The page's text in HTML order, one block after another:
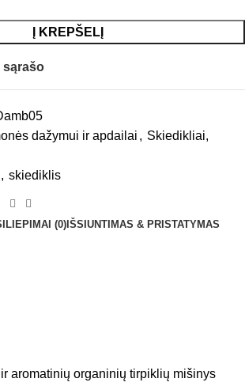
Į KREPŠELĮ
sąrašo
dažymui ir apdailai , Skiedikliai,
, skiediklis
(0)IŠSIUNTIMAS & PRISTATYMAS
aromatinių organinių tirpiklių mišinys